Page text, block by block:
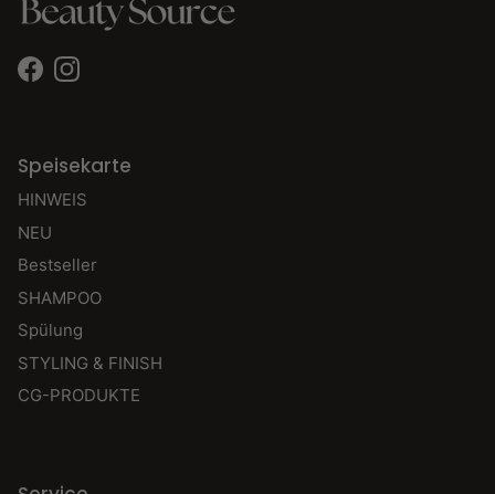
FacebookInstagram
Speisekarte
HINWEIS
NEU
Bestseller
SHAMPOO
Spülung
STYLING & FINISH
CG-PRODUKTE